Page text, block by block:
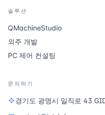
솔루션
QMachineStudio
외주 개발
PC 제어 컨설팅
문의하기
경기도 광명시 일직로 43